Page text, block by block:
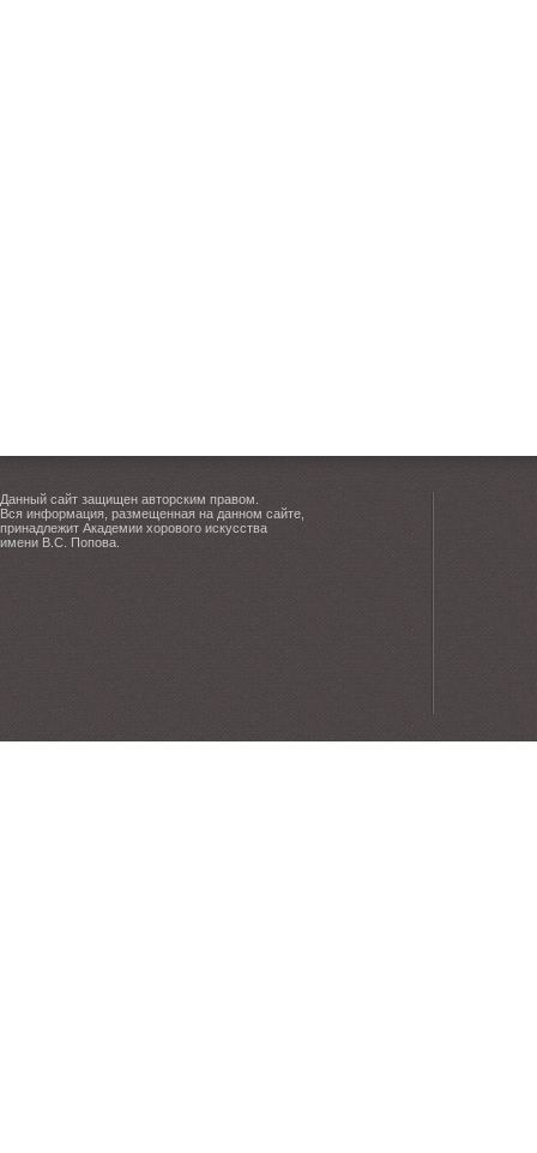
Данный сайт защищен авторским правом.
Вся информация, размещенная на данном сайте,
принадлежит Академии хорового искусства
имени В.С. Попова.